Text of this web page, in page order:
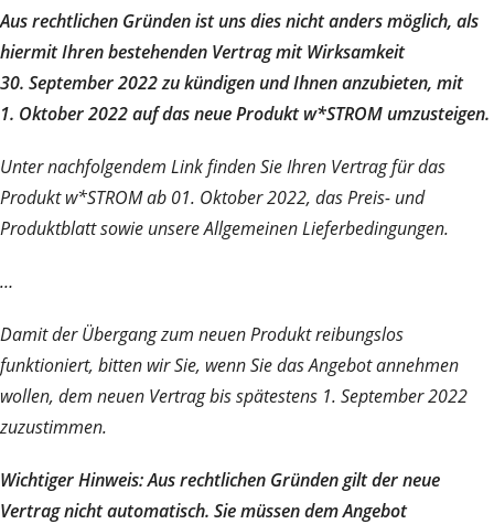
Aus rechtlichen Gründen ist uns dies nicht anders möglich, als
hiermit Ihren bestehenden Vertrag mit Wirksamkeit
30. September 2022 zu kündigen und Ihnen anzubieten, mit
1. Oktober 2022 auf das neue Produkt w*STROM umzusteigen.
Unter nachfolgendem Link finden Sie Ihren Vertrag für das
Produkt w*STROM ab 01. Oktober 2022, das Preis- und
Produktblatt sowie unsere Allgemeinen Lieferbedingungen.
…
Damit der Übergang zum neuen Produkt reibungslos
funktioniert, bitten wir Sie, wenn Sie das Angebot annehmen
wollen, dem neuen Vertrag bis spätestens 1. September 2022
zuzustimmen.
Wichtiger Hinweis: Aus rechtlichen Gründen gilt der neue
Vertrag nicht automatisch. Sie müssen dem Angebot